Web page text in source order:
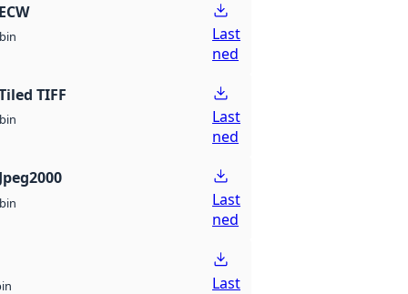
bin
Last
ned
TIFF
bin
Last
ned
bin
Last
ned
Last